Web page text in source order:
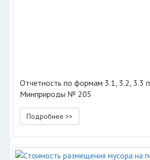
Отчетность по формам 3.1, 3.2, 3.3
Минприроды № 205
Подробнее >>